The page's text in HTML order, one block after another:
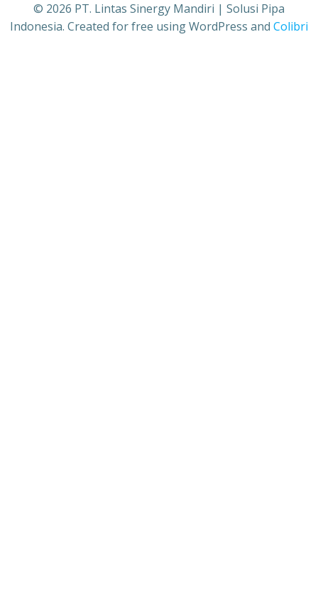
© 2026 PT. Lintas Sinergy Mandiri | Solusi Pipa
Indonesia. Created for free using WordPress and Colibri